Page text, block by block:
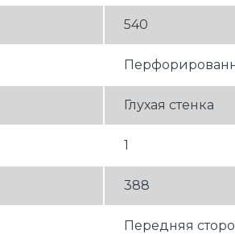
540
Глухая стенка
1
388
Передняя